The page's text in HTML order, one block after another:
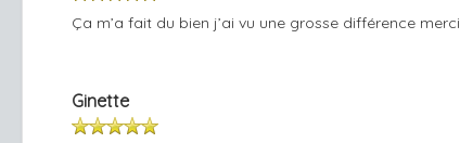
Ça m’a fait du bien j’ai vu une grosse différence merci
Ginette